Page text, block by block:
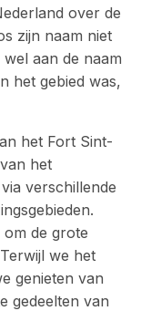
over de
zijn naam niet
aan de naam
het gebied was,
het Fort Sint-
het
verschillende
om de grote
we het
genieten van
gedeelten van